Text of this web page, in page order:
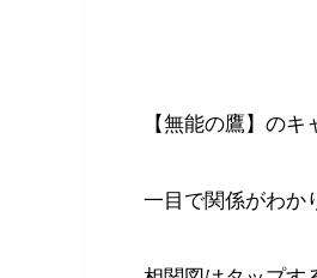
【無能の鷹】の
一目で関係がわか